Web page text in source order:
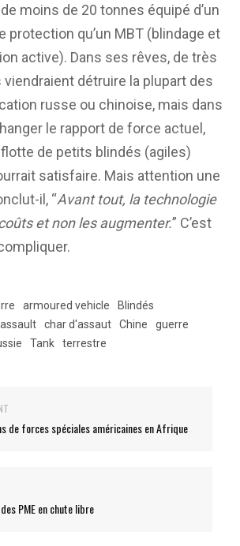
moins de 20 tonnes équipé d’un
protection qu’un MBT (blindage et
active). Dans ses rêves, de très
détruire la plupart des
russe ou chinoise, mais dans
le rapport de force actuel,
de petits blindés (agiles)
satisfaire. Mais attention une
il, “Avant tout, la technologie
et non les augmenter.” C’est
armoured vehicle
Blindés
char d'assaut Chine
guerre
Tank terrestre
de forces spéciales américaines en Afrique
PME en chute libre